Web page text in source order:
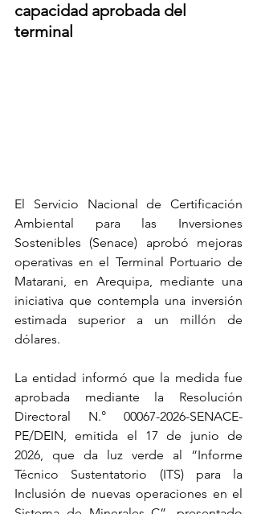
capacidad aprobada del
terminal
El Servicio Nacional de Certificación
Ambiental para las Inversiones
Sostenibles (Senace) aprobó mejoras
operativas en el Terminal Portuario de
Matarani, en Arequipa, mediante una
iniciativa que contempla una inversión
estimada superior a un millón de
dólares.
La entidad informó que la medida fue
aprobada mediante la Resolución
Directoral N.° 00067-2026-SENACE-
PE/DEIN, emitida el 17 de junio de
2026, que da luz verde al “Informe
Técnico Sustentatorio (ITS) para la
Inclusión de nuevas operaciones en el